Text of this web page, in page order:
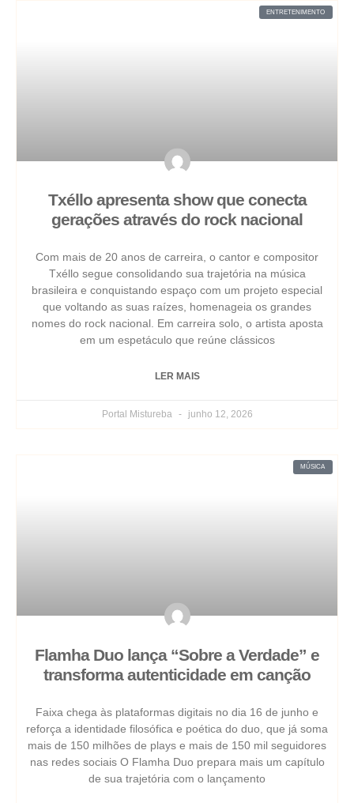
ENTRETENIMENTO
Txéllo apresenta show que conecta
gerações através do rock nacional
Com mais de 20 anos de carreira, o cantor e compositor
Txéllo segue consolidando sua trajetória na música
brasileira e conquistando espaço com um projeto especial
que voltando as suas raízes, homenageia os grandes
nomes do rock nacional. Em carreira solo, o artista aposta
em um espetáculo que reúne clássicos
LER MAIS
Portal Mistureba junho 12, 2026
MÚSICA
Flamha Duo lança “Sobre a Verdade” e
transforma autenticidade em canção
Faixa chega às plataformas digitais no dia 16 de junho e
reforça a identidade filosófica e poética do duo, que já soma
mais de 150 milhões de plays e mais de 150 mil seguidores
nas redes sociais O Flamha Duo prepara mais um capítulo
de sua trajetória com o lançamento